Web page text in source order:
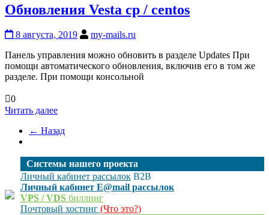
Обновления Vesta cp / centos
8 августа, 2019
my-mails.ru
Панель управления можно обновить в разделе Updates При
помощи автоматического обновления, включив его в том же
разделе. При помощи консольной
0
Читать далее
← Назад
Cистемы нашего проекта
Личный кабинет рассылок B2B
Личный кабинет E@mail рассылок
VPS / VDS биллинг
Почтовый хостинг (Что это?)